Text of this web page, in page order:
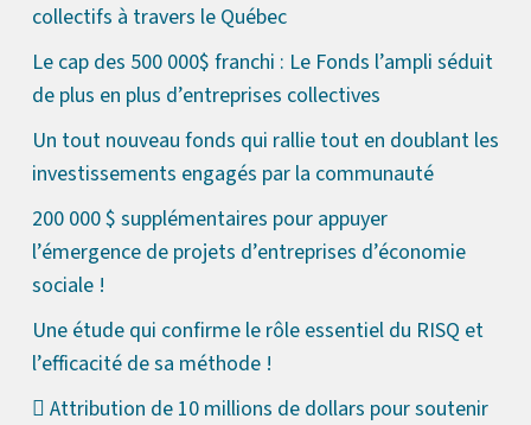
collectifs à travers le Québec
Le cap des 500 000$ franchi : Le Fonds l’ampli séduit
de plus en plus d’entreprises collectives
Un tout nouveau fonds qui rallie tout en doublant les
investissements engagés par la communauté
200 000 $ supplémentaires pour appuyer
l’émergence de projets d’entreprises d’économie
sociale !
Une étude qui confirme le rôle essentiel du RISQ et
l’efficacité de sa méthode !
Attribution de 10 millions de dollars pour soutenir